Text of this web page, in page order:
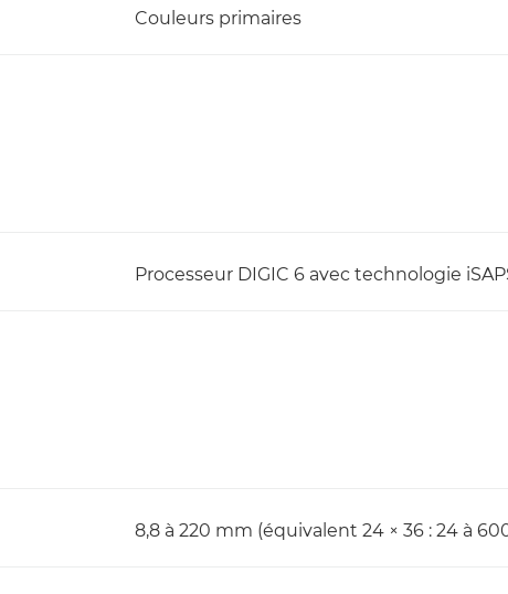
Couleurs primaires
Processeur DIGIC 6 avec technologie
8,8 à 220 mm (équivalent 24 × 36 : 24 à